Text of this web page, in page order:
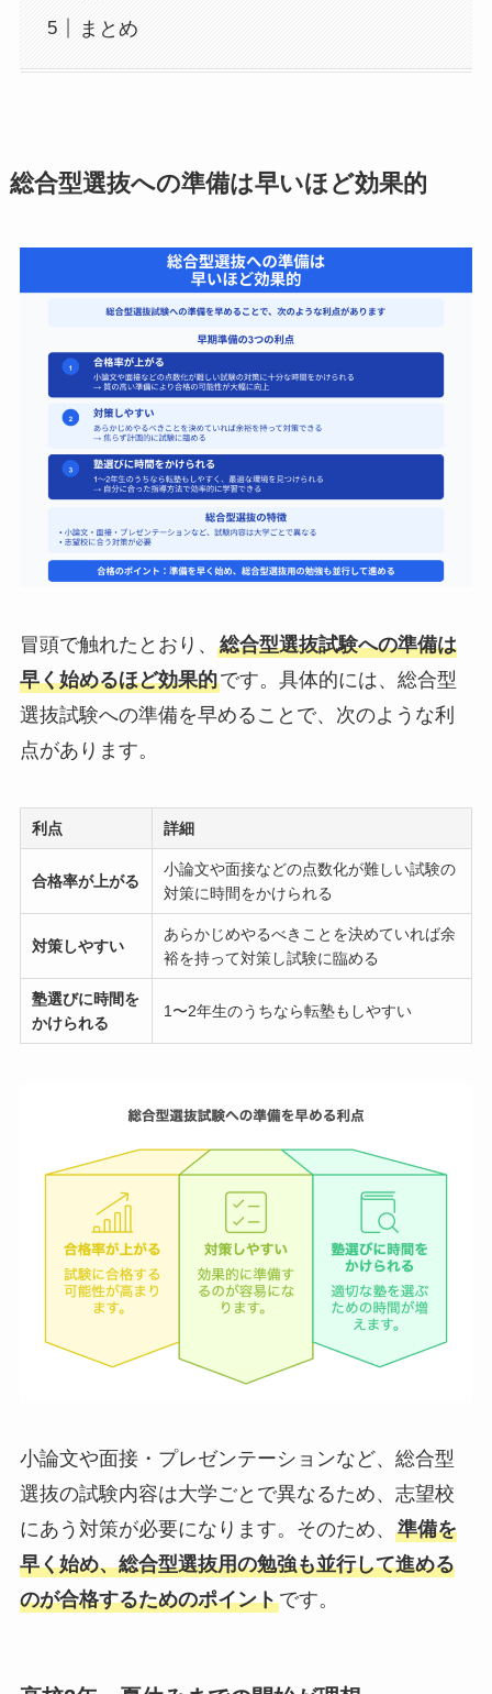
まとめ
総合型選抜への準備は早いほど効果的
冒頭で触れたとおり、 総合型選抜試験への準備は
早く始めるほど効果的です。具体的には、総合型
選抜試験への準備を早めることで、次のような利
点があります。
利点 詳細
合格率が上がる
小論文や面接などの点数化が難しい試験の
対策に時間をかけられる
対策しやすい
あらかじめやるべきことを決めていれば余
裕を持って対策し試験に臨める
塾選びに時間を
かけられる
1〜2年生のうちなら転塾もしやすい
小論文や面接・プレゼンテーションなど、総合型
選抜の試験内容は大学ごとで異なるため、志望校
にあう対策が必要になります。そのため、 準備を
早く始め、総合型選抜用の勉強も並行して進める
のが合格するためのポイントです。